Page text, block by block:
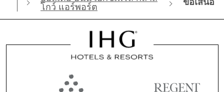
โกว์ แอร์พอร์ต